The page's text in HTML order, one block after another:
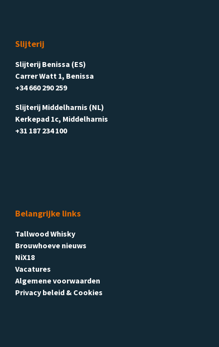
Slijterij
Slijterij Benissa (ES)
Carrer Watt 1, Benissa
+34 660 290 259
Slijterij Middelharnis (NL)
Kerkepad 1c, Middelharnis
+31 187 234 100
Belangrijke links
Tallwood Whisky
Brouwhoeve nieuws
NiX18
Vacatures
Algemene voorwaarden
Privacy beleid & Cookies